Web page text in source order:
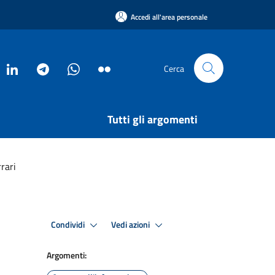
Accedi all'area personale
Cerca
Tutti gli argomenti
Condividi Vedi azioni
Argomenti: